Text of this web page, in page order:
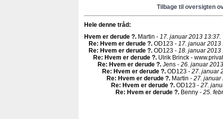
Tilbage til oversigten
Hele denne tråd:
Hvem er derude ?. Martin - 17. januar 2013 13:37.
Re: Hvem er derude ?. OD123 - 17. januar 2013
Re: Hvem er derude ?. OD123 - 18. januar 2013
Re: Hvem er derude ?. Ulrik Brinck -
Re: Hvem er derude ?. Jens - 26. januar
Re: Hvem er derude ?. OD123 - 27. januar
Re: Hvem er derude ?. Martin - 27. januar
Re: Hvem er derude ?. OD123 - 27.
Re: Hvem er derude ?. Benny - 25.